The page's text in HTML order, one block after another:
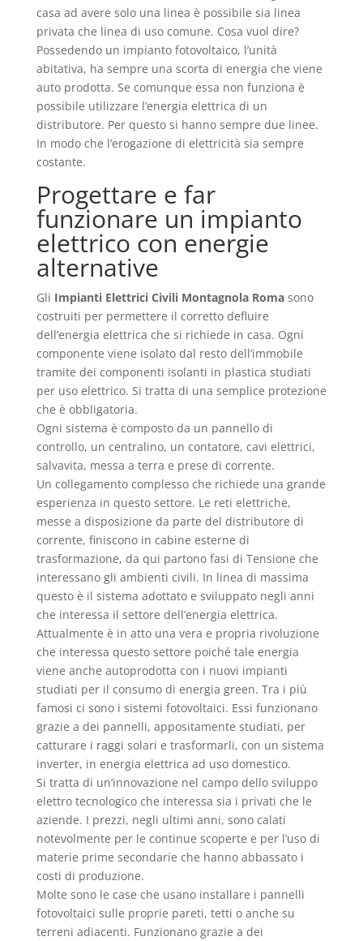
casa ad avere solo una linea è possibile sia linea
privata che linea di uso comune. Cosa vuol dire?
Possedendo un impianto fotovoltaico, l’unità
abitativa, ha sempre una scorta di energia che viene
auto prodotta. Se comunque essa non funziona è
possibile utilizzare l’energia elettrica di un
distributore. Per questo si hanno sempre due linee.
In modo che l’erogazione di elettricità sia sempre
costante.
Progettare e far
funzionare un impianto
elettrico con energie
alternative
Gli Impianti Elettrici Civili Montagnola Romasono
costruiti per permettere il corretto defluire
dell’energia elettrica che si richiede in casa. Ogni
componente viene isolato dal resto dell’immobile
tramite dei componenti isolanti in plastica studiati
per uso elettrico. Si tratta di una semplice protezione
che è obbligatoria.
Ogni sistema è composto da un pannello di
controllo, un centralino, un contatore, cavi elettrici,
salvavita, messa a terra e prese di corrente.
Un collegamento complesso che richiede una grande
esperienza in questo settore. Le reti elettriche,
messe a disposizione da parte del distributore di
corrente, finiscono in cabine esterne di
trasformazione, da qui partono fasi di Tensione che
interessano gli ambienti civili. In linea di massima
questo è il sistema adottato e sviluppato negli anni
che interessa il settore dell’energia elettrica.
Attualmente è in atto una vera e propria rivoluzione
che interessa questo settore poiché tale energia
viene anche autoprodotta con i nuovi impianti
studiati per il consumo di energia green. Tra i più
famosi ci sono i sistemi fotovoltaici. Essi funzionano
grazie a dei pannelli, appositamente studiati, per
catturare i raggi solari e trasformarli, con un sistema
inverter, in energia elettrica ad uso domestico.
Si tratta di un’innovazione nel campo dello sviluppo
elettro tecnologico che interessa sia i privati che le
aziende. I prezzi, negli ultimi anni, sono calati
notevolmente per le continue scoperte e per l’uso di
materie prime secondarie che hanno abbassato i
costi di produzione.
Molte sono le case che usano installare i pannelli
fotovoltaici sulle proprie pareti, tetti o anche su
terreni adiacenti. Funzionano grazie a dei